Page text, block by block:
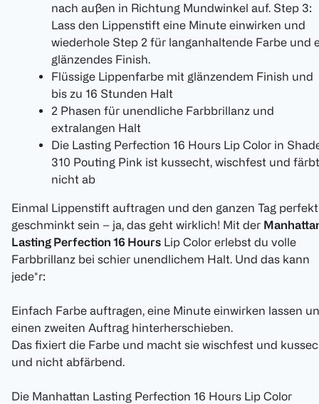
nach außen in Richtung Mundwinkel auf. Step 3:
Lass den Lippenstift eine Minute einwirken und
wiederhole Step 2 für langanhaltende Farbe und
glänzendes Finish.
Flüssige Lippenfarbe mit glänzendem Finish und
bis zu 16 Stunden Halt
2 Phasen für unendliche Farbbrillanz und
extralangen Halt
Die Lasting Perfection 16 Hours Lip Color in
310 Pouting Pink ist kussecht, wischfest und färbt
nicht ab
Einmal Lippenstift auftragen und den ganzen Tag perfekt
geschminkt sein – ja, das geht wirklich! Mit der
Lasting Perfection 16 Hours Lip Color erlebst du volle
Farbbrillanz bei schier unendlichem Halt. Und das kann
jede*r:
Einfach Farbe auftragen, eine Minute einwirken lassen
einen zweiten Auftrag hinterherschieben.
Das fixiert die Farbe und macht sie wischfest und
und nicht abfärbend.
Die Manhattan Lasting Perfection 16 Hours Lip Color